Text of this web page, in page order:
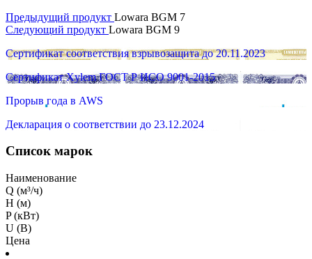
Предыдущий продукт Lowara BGM 7
Следующий продукт Lowara BGM 9
Сертификат соответствия взрывозащита до 20.11.2023
Сертификат Xylem ГОСТ Р ИСО 9001-2015
Прорыв года в AWS
Декларация о соответствии до 23.12.2024
Список марок
Наименование
Q (м³/ч)
H (м)
P (кВт)
U (В)
Цена